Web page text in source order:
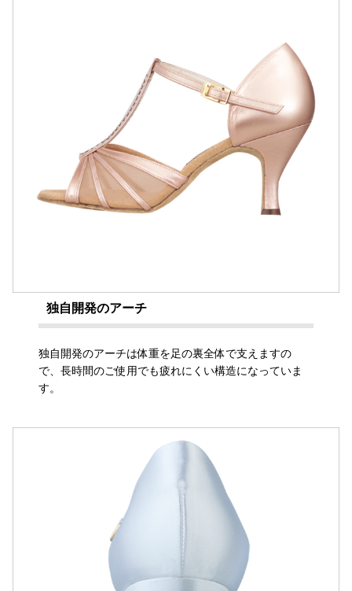
独自開発のアーチ
独自開発のアーチは体重を足の裏全体で支えますの
で、長時間のご使用でも疲れにくい構造になっていま
す。